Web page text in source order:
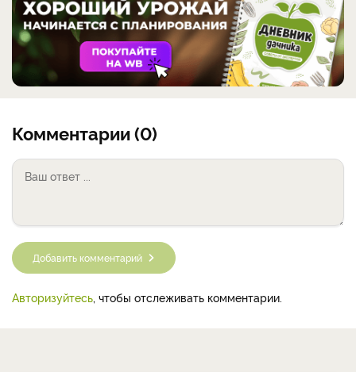
Комментарии (0)
Добавить комментарий
Авторизуйтесь , чтобы отслеживать комментарии.